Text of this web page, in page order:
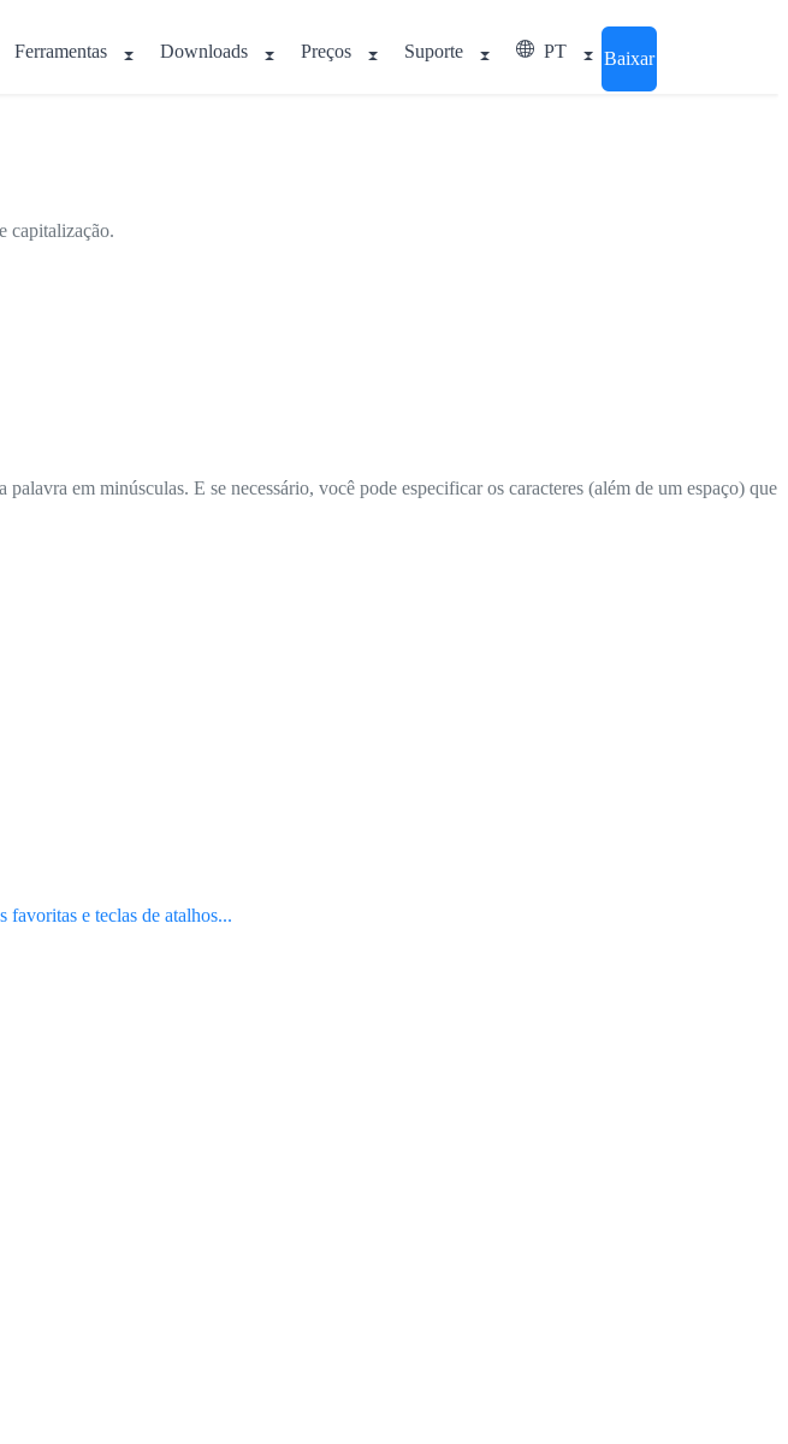
Ferramentas Downloads Preços Suporte PT Baixar
capitalização.
em minúsculas. E se necessário, você pode especificar os caracteres (além de um espaço) que
favoritas e teclas de atalhos...